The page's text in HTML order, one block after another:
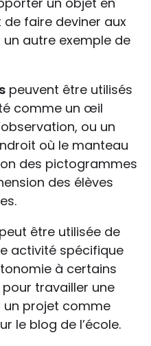
faire deviner aux
autre exemple de
peuvent être utilisés
comme un œil
ou un
où le manteau
des pictogrammes
des élèves
peut être utilisée de
activité spécifique
à certains
travailler une
projet comme
le blog de l’école.